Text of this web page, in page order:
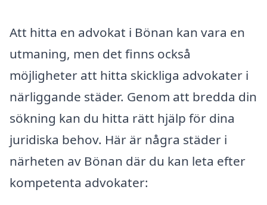
Att hitta en advokat i Bönan kan vara en
utmaning, men det finns också
möjligheter att hitta skickliga advokater i
närliggande städer. Genom att bredda din
sökning kan du hitta rätt hjälp för dina
juridiska behov. Här är några städer i
närheten av Bönan där du kan leta efter
kompetenta advokater: